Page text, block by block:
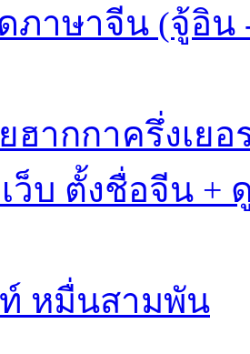
ภาษาจีน (จู้อิน
ฮากกาครึ่งเยอ
ว็บ ตั้งชื่อจีน +
หมื่นสามพัน